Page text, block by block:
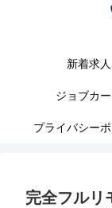
新着求人
ジョブカ
プライバシー
完全フルリ